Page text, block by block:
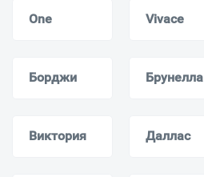
One Vivace
Борджи Брунелла
Виктория Даллас